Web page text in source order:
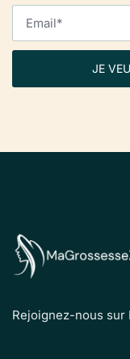
JE
Rejoignez-nous sur